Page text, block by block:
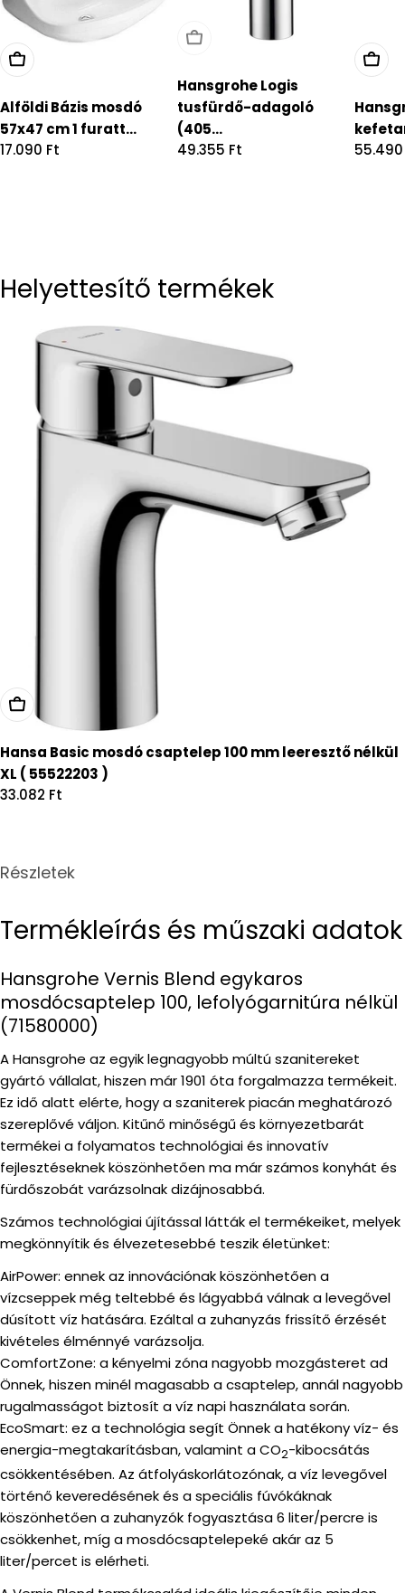
Alföldi Bázis mosdó
57x47 cm 1 furatt...
Regular
17.090 Ft
Hansgrohe Logis
tusfürdő-adagoló
(405...
Regular
49.355 Ft
Helyettesítő termékek
Kosárba
Hansa Basic mosdó csaptelep 100 mm leeresztő nélkül
XL ( 55522203 )
Regular
33.082 Ft
Részletek
Termékleírás és műszaki adatok
Hansgrohe Vernis Blend egykaros
mosdócsaptelep 100, lefolyógarnitúra nélkül
(71580000)
A Hansgrohe az egyik legnagyobb múltú szanitereket
gyártó vállalat, hiszen már 1901 óta forgalmazza termékeit.
Ez idő alatt elérte, hogy a szaniterek piacán meghatározó
szereplővé váljon. Kitűnő minőségű és környezetbarát
termékei a folyamatos technológiai és innovatív
fejlesztéseknek köszönhetően ma már számos konyhát és
fürdőszobát varázsolnak dizájnosabbá.
Számos technológiai újítással látták el termékeiket, melyek
megkönnyítik és élvezetesebbé teszik életünket:
AirPower: ennek az innovációnak köszönhetően a
vízcseppek még teltebbé és lágyabbá válnak a levegővel
dúsított víz hatására. Ezáltal a zuhanyzás frissítő érzését
kivételes élménnyé varázsolja.
ComfortZone: a kényelmi zóna nagyobb mozgásteret ad
Önnek, hiszen minél magasabb a csaptelep, annál nagyobb
rugalmasságot biztosít a víz napi használata során.
EcoSmart: ez a technológia segít Önnek a hatékony víz- és
energia-megtakarításban, valamint a CO2-kibocsátás
csökkentésében. Az átfolyáskorlátozónak, a víz levegővel
történő keveredésének és a speciális fúvókáknak
köszönhetően a zuhanyzók fogyasztása 6 liter/percre is
csökkenhet, míg a mosdócsaptelepeké akár az 5
liter/percet is elérheti.